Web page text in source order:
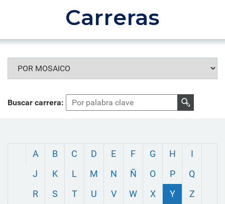
Carreras
Buscar carrera:
A B C D E F G H
I
J
K L M N Ñ O P
Q
R
S T U V W X Y Z